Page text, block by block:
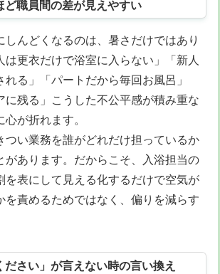
ど職員間の差が見えやすい
しんどくなるのは、暑さだけではあり
は更衣だけで浴室に入らない」「新人
る」「パートだから毎回お風呂」
に残る」こうした不公平感が積み重な
が折れます。
つい業務を誰がどれだけ担っているか
があります。だからこそ、入浴担当の
を表にして見える化するだけで空気が
を責めるためではなく、偏りを減らす
ださい」が言えない時の言い換え